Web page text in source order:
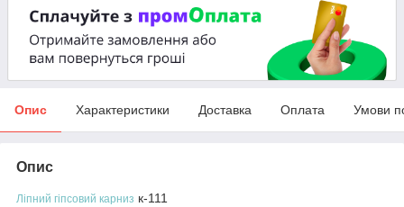
Опис Характеристики Доставка Оплата Умови
Опис
Ліпний гіпсовий карниз к-111